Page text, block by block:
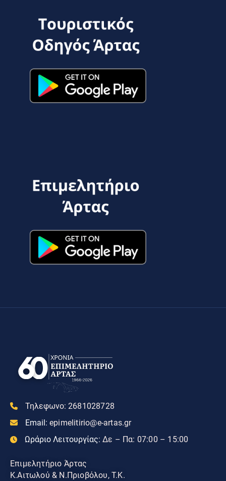
Τηλεφωνο: 2681028728
Email: epimelitirio@e-artas.gr
Ωράριο Λειτουργίας: Δε – Πα: 07:00 – 15:00
Επιμελητήριο Άρτας
Κ.Αιτωλού & Ν.Πριοβόλου, Τ.Κ.